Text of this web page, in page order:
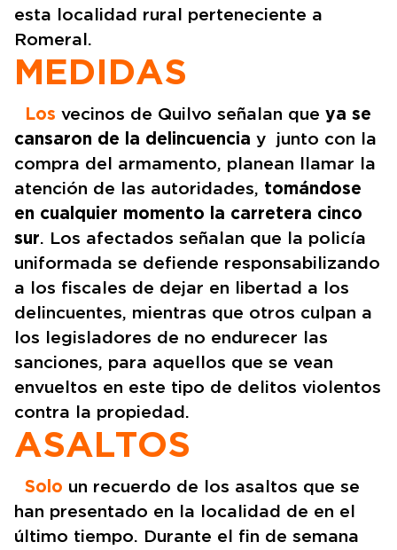
esta localidad rural perteneciente a
Romeral.
MEDIDAS
Los vecinos de Quilvo señalan que ya se
cansaron de la delincuencia y junto con la
compra del armamento, planean llamar la
atención de las autoridades, tomándose
en cualquier momento la carretera cinco
sur. Los afectados señalan que la policía
uniformada se defiende responsabilizando
a los fiscales de dejar en libertad a los
delincuentes, mientras que otros culpan a
los legisladores de no endurecer las
sanciones, para aquellos que se vean
envueltos en este tipo de delitos violentos
contra la propiedad.
ASALTOS
Solo un recuerdo de los asaltos que se
han presentado en la localidad de en el
último tiempo. Durante el fin de semana